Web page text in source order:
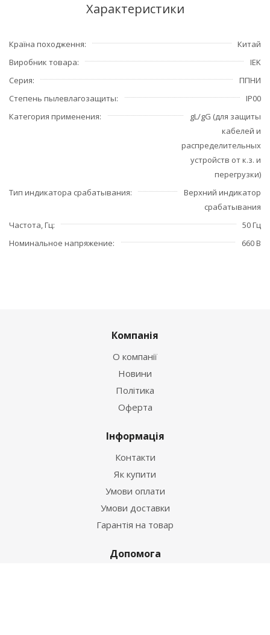
Характеристики
Країна походження
Китай
Виробник товара
IEK
Серия
ППНИ
Степень пылевлагозащиты
IP00
Категория применения
gL/gG (для защиты
кабелей и
распределительных
устройств от к.з. и
перегрузки)
Тип индикатора срабатывания
Верхний индикатор
срабатывания
Частота, Гц
50 Гц
Номинальное напряжение
660 В
Компанія
О компанії
Новини
Політика
Оферта
Інформація
Контакти
Як купити
Умови оплати
Умови доставки
Гарантія на товар
Допомога